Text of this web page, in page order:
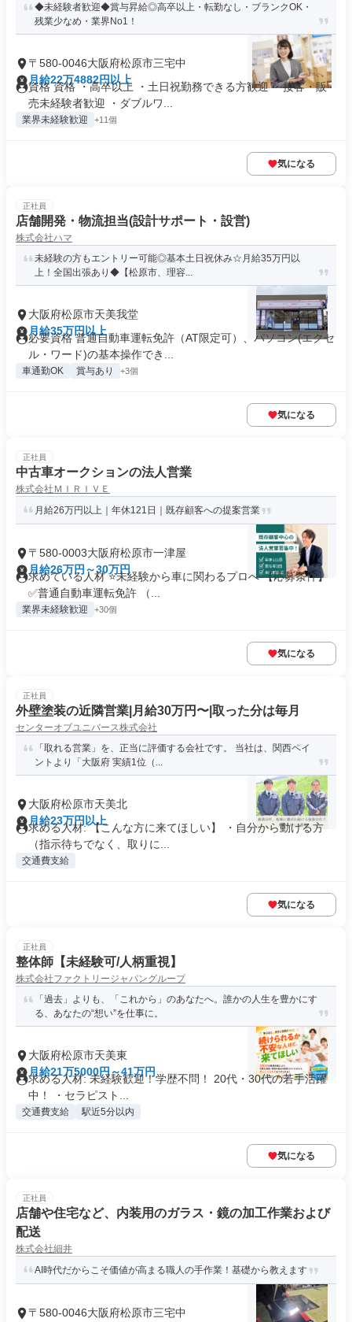
◆未経験者歓迎◆賞与昇給◎高卒以上・転勤なし・ブランクOK・
残業少なめ・業界No1！
〒580-0046大阪府松原市三宅中
月給22万4882円以上
資格 資格 ・高卒以上 ・土日祝勤務できる方歓迎 ・接客・販
売未経験者歓迎 ・ダブルワ...
業界未経験歓迎 +11個
気になる
正社員
店舗開発・物流担当(設計サポート・設営)
株式会社ハマ
未経験の方もエントリー可能◎基本土日祝休み☆月給35万円以
上！全国出張あり◆【松原市、理容...
大阪府松原市天美我堂
月給35万円以上
必要資格 普通自動車運転免許（AT限定可）、パソコン(エクセ
ル・ワード)の基本操作でき...
車通勤OK 賞与あり +3個
気になる
正社員
中古車オークションの法人営業
株式会社ＭＩＲＩＶＥ
月給26万円以上｜年休121日｜既存顧客への提案営業
〒580-0003大阪府松原市一津屋
月給26万円～30万円
求めている人材 ⭐未経験から車に関わるプロへ 【応募条件】
✅普通自動車運転免許 （...
業界未経験歓迎 +30個
気になる
正社員
外壁塗装の近隣営業|月給30万円〜|取った分は毎月
センターオブユニバース株式会社
「取れる営業」を、正当に評価する会社です。 当社は、関西ペイ
ントより「大阪府 実績1位（...
大阪府松原市天美北
月給23万円以上
求める人材: 【こんな方に来てほしい】 ・自分から動ける方
（指示待ちでなく、取りに...
交通費支給
気になる
正社員
整体師【未経験可/人柄重視】
株式会社ファクトリージャパングループ
「過去」よりも、「これから」のあなたへ。誰かの人生を豊かにす
る、あなたの“想い”を仕事に。
大阪府松原市天美東
月給21万5000円～41万円
求める人材: 未経験歓迎！学歴不問！ 20代・30代の若手活躍
中！ ・セラピスト...
交通費支給 駅近5分以内
気になる
正社員
店舗や住宅など、内装用のガラス・鏡の加工作業および
配送
株式会社細井
AI時代だからこそ価値が高まる職人の手作業！基礎から教えます
〒580-0046大阪府松原市三宅中